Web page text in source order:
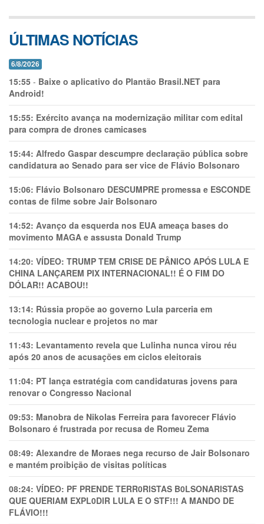
ÚLTIMAS NOTÍCIAS
6/8/2026
15:55 - Baixe o aplicativo do Plantão Brasil.NET para
Android!
15:55: Exército avança na modernização militar com edital
para compra de drones camicases
15:44: Alfredo Gaspar descumpre declaração pública sobre
candidatura ao Senado para ser vice de Flávio Bolsonaro
15:06: Flávio Bolsonaro DESCUMPRE promessa e ESCONDE
contas de filme sobre Jair Bolsonaro
14:52: Avanço da esquerda nos EUA ameaça bases do
movimento MAGA e assusta Donald Trump
14:20: VÍDEO: TRUMP TEM CRlSE DE PÂNlCO APÓS LULA E
CHINA LANÇAREM PIX INTERNACIONAL!! É O FIM DO
DÓLAR!! ACABOU!!
13:14: Rússia propõe ao governo Lula parceria em
tecnologia nuclear e projetos no mar
11:43: Levantamento revela que Lulinha nunca virou réu
após 20 anos de acusações em ciclos eleitorais
11:04: PT lança estratégia com candidaturas jovens para
renovar o Congresso Nacional
09:53: Manobra de Nikolas Ferreira para favorecer Flávio
Bolsonaro é frustrada por recusa de Romeu Zema
08:49: Alexandre de Moraes nega recurso de Jair Bolsonaro
e mantém proibição de visitas políticas
08:24: VÍDEO: PF PRENDE TERR0RlSTAS B0LSONARlSTAS
QUE QUERIAM EXPL0DlR LULA E O STF!!! A MANDO DE
FLÁVIO!!!